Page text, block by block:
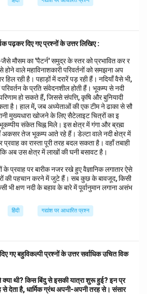
पढ़कर दिए गए प्रश्नों के उत्तर लिखिए :
मौसम का 'पैटर्न' समुद्र के स्तर को प्रभावित कर र
होने वाले महाविनाशकारी परिवर्तनों को समझना अप
हिल रही है। पहाड़ों में दरारें पड़ रही हैं। नदियाँ वैसे भी,
के प्रति संवेदनशील होती हैं। भूकम्प से नदी
परिणाम हो सकते हैं, जिससे संपत्ति, कृषि और बुनियादी
है। हाल में, जब अध्येताओं की एक टीम ने ढाका से सौ
मुख्यधारा खोजने के लिए सैटेलाइट चित्रों का इ
संकेत चिह्न मिले। इस क्षेत्र में गंगा और ब्रह्म
अकसर तेज भूकम्प आते रहे हैं। डेल्टा वाले नदी क्षेत्र में
का रास्ता पूरी तरह बदल सकता है। वहाँ तबाही
अब उस क्षेत्र में लाखों की घनी बसावट है।
के प्रवाह पर बारीक नजर रखे हुए वैज्ञानिक लगातार ऐसे
की पहचान करने में जुटे हैं। सब कुछ के बावजूद, किसी
भी क्षण नदी के बहाव के बारे में पूर्वानुमान लगाना असंभ
हिंदी गद्यांश पर आधारित प्रश्न
गए बहुविकल्पी प्रश्नों के उत्तर सर्वाधिक उचित विक
थी? किस बिंदु से इसकी यात्रा शुरू हुई? इन प्र
से देता है, धार्मिक ग्रंथ अपनी-अपनी तरह से। संसार